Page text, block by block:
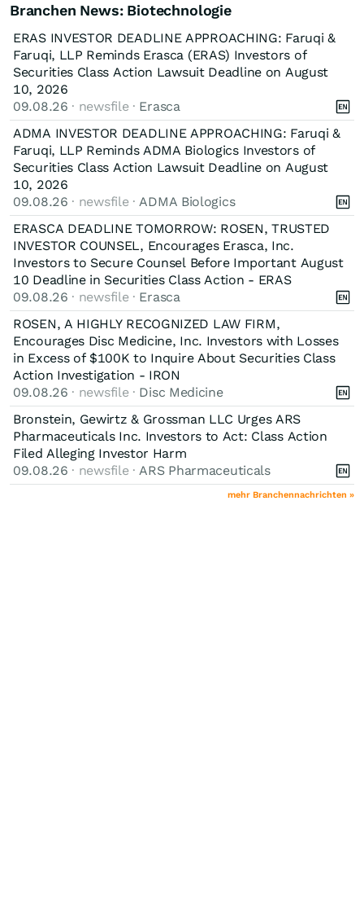
Branchen News: Biotechnologie
ERAS INVESTOR DEADLINE APPROACHING: Faruqi &
Faruqi, LLP Reminds Erasca (ERAS) Investors of
Securities Class Action Lawsuit Deadline on August
10, 2026
09.08.26 · newsfile · Erasca
ADMA INVESTOR DEADLINE APPROACHING: Faruqi &
Faruqi, LLP Reminds ADMA Biologics Investors of
Securities Class Action Lawsuit Deadline on August
10, 2026
09.08.26 · newsfile · ADMA Biologics
ERASCA DEADLINE TOMORROW: ROSEN, TRUSTED
INVESTOR COUNSEL, Encourages Erasca, Inc.
Investors to Secure Counsel Before Important August
10 Deadline in Securities Class Action - ERAS
09.08.26 · newsfile · Erasca
ROSEN, A HIGHLY RECOGNIZED LAW FIRM,
Encourages Disc Medicine, Inc. Investors with Losses
in Excess of $100K to Inquire About Securities Class
Action Investigation - IRON
09.08.26 · newsfile · Disc Medicine
Bronstein, Gewirtz & Grossman LLC Urges ARS
Pharmaceuticals Inc. Investors to Act: Class Action
Filed Alleging Investor Harm
09.08.26 · newsfile · ARS Pharmaceuticals
mehr Branchennachrichten »